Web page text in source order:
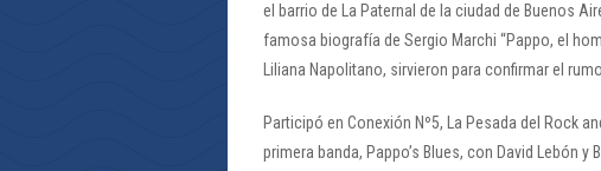
el barrio de La Paternal de la ciudad de Buenos
famosa biografía de Sergio Marchi “Pappo, el
Liliana Napolitano, sirvieron para confirmar el
Participó en Conexión Nº5, La Pesada del Rock
primera banda, Pappo’s Blues, con David Lebón